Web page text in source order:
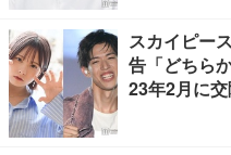
スカイピー
告「どちら
23年2月に